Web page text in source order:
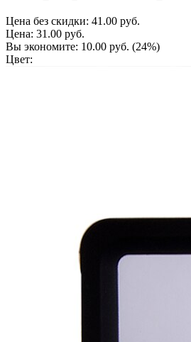
Цена без скидки: 41.00 руб.
Цена: 31.00 руб.
Вы экономите: 10.00 руб. (24%)
Цвет: